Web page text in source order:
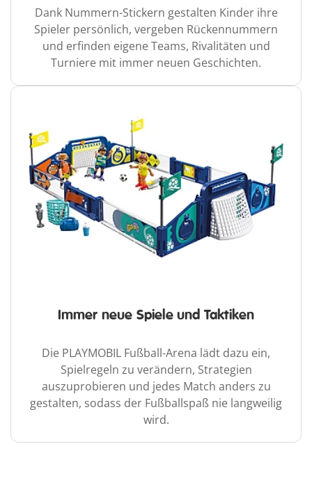
Dank Nummern-Stickern gestalten Kinder ihre
Spieler persönlich, vergeben Rückennummern
und erfinden eigene Teams, Rivalitäten und
Turniere mit immer neuen Geschichten.
Immer neue Spiele und Taktiken
Die PLAYMOBIL Fußball-Arena lädt dazu ein,
Spielregeln zu verändern, Strategien
auszuprobieren und jedes Match anders zu
gestalten, sodass der Fußballspaß nie langweilig
wird.